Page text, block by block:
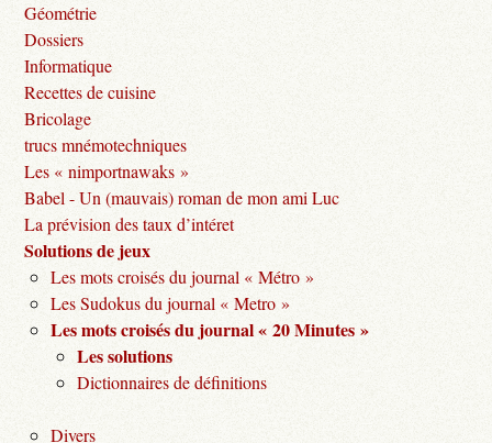
Géométrie
Dossiers
Informatique
Recettes de cuisine
Bricolage
trucs mnémotechniques
Les « nimportnawaks »
Babel - Un (mauvais) roman de mon ami Luc
La prévision des taux d’intéret
Solutions de jeux
Les mots croisés du journal « Métro »
Les Sudokus du journal « Metro »
Les mots croisés du journal « 20 Minutes »
Les solutions
Dictionnaires de définitions
Divers